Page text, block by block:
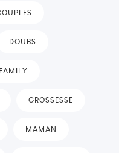
DOUBS
FAMILY
GROSSESSE
MAMAN